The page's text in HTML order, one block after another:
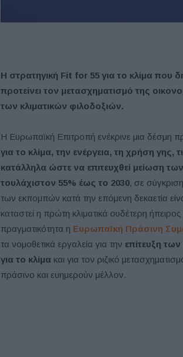
Η στρατηγική Fit for 55 για το κλίμα που
προτείνει τον μετασχηματισμό της
των κλιματικών φιλοδοξιών.
Η Ευρωπαϊκή Επιτροπή ενέκρινε μια δέσμη
για το κλίμα, την ενέργεια, τη χρήση
κατάλληλα ώστε να επιτευχθεί μείωση
τουλάχιστον 55% έως το 2030, σε
των εκπομπών κατά την επόμενη δεκαετία
καταστεί η πρώτη κλιματικά ουδέτερη
πραγματικότητα η Ευρωπαϊκή Πράσινη
τα νομοθετικά εργαλεία για την επίτευξη
για το κλίμα και για τον ριζικό
πράσινο και ευημερούν μέλλον.